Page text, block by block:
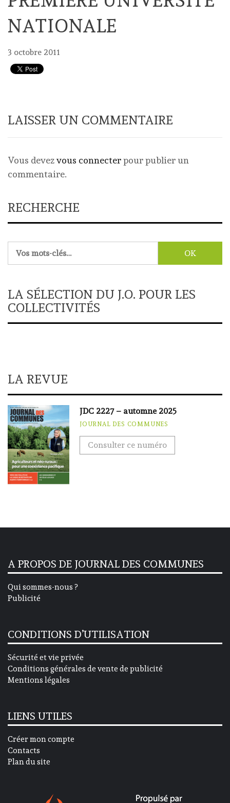
NATIONALE
3 octobre 2011
LAISSER UN COMMENTAIRE
Vous devezvous connecterpour publier un
commentaire.
RECHERCHE
LA SÉLECTION DU J.O. POUR LES
COLLECTIVITÉS
LA REVUE
JDC 2227 – automne 2025
JOURNAL DES COMMUNES
Consulter ce numéro
A PROPOS DE JOURNAL DES COMMUNES
Qui sommes-nous ?
Publicité
CONDITIONS D’UTILISATION
Sécurité et vie privée
Conditions générales de vente de publicité
Mentions légales
LIENS UTILES
Créer mon compte
Contacts
Plan du site